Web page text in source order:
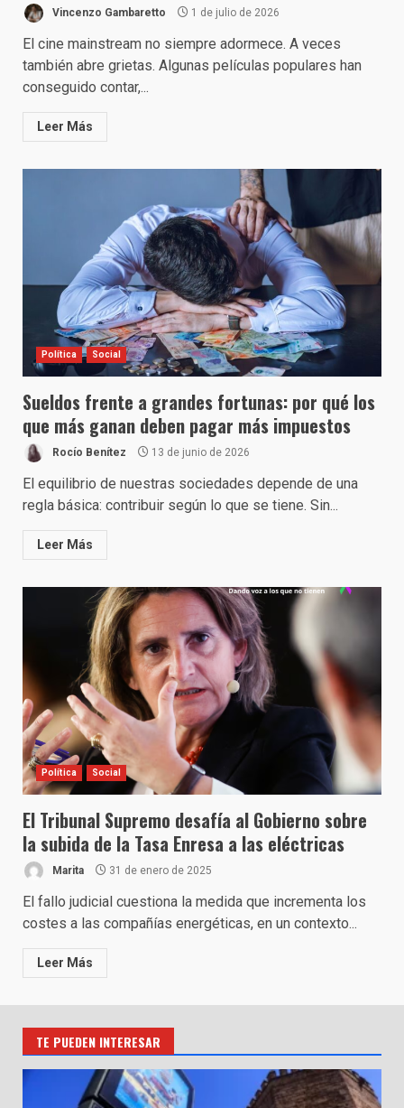
Vincenzo Gambaretto 1 de julio de 2026
El cine mainstream no siempre adormece. A veces
también abre grietas. Algunas películas populares han
conseguido contar,...
Leer Más
Política Social
Sueldos frente a grandes fortunas: por qué los
que más ganan deben pagar más impuestos
Rocío Benítez 13 de junio de 2026
El equilibrio de nuestras sociedades depende de una
regla básica: contribuir según lo que se tiene. Sin...
Leer Más
Política Social
El Tribunal Supremo desafía al Gobierno sobre
la subida de la Tasa Enresa a las eléctricas
Marita 31 de enero de 2025
El fallo judicial cuestiona la medida que incrementa los
costes a las compañías energéticas, en un contexto...
Leer Más
TE PUEDEN INTERESAR